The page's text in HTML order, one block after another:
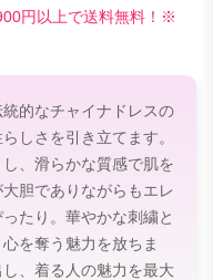
円以上で送料無料！※
的なチャイナドレスの
しさを引き立てます。
、滑らかな質感で肌を
胆でありながらもエレ
たり。華やかな刺繍と
を奪う魅力を放ちま
、着る人の魅力を最大